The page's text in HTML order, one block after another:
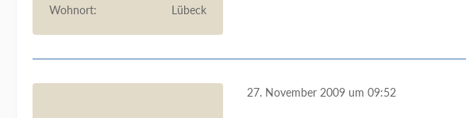
Wohnort
Lübeck
27. November 2009 um 09:52